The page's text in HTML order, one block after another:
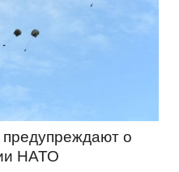
о
НАТО